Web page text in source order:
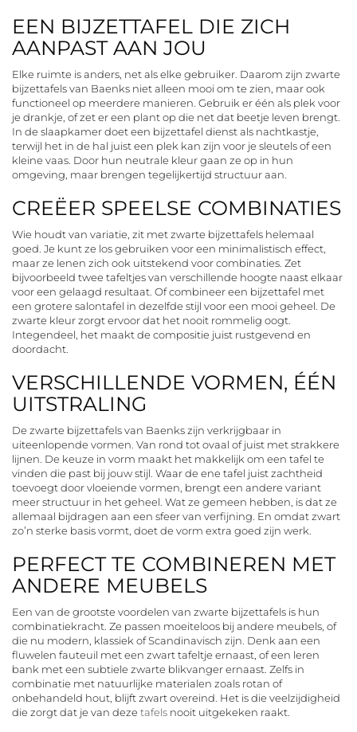
EEN BIJZETTAFEL DIE ZICH
AANPAST AAN JOU
Elke ruimte is anders, net als elke gebruiker. Daarom zijn zwarte
bijzettafels van Baenks niet alleen mooi om te zien, maar ook
functioneel op meerdere manieren. Gebruik er één als plek voor
je drankje, of zet er een plant op die net dat beetje leven brengt.
In de slaapkamer doet een bijzettafel dienst als nachtkastje,
terwijl het in de hal juist een plek kan zijn voor je sleutels of een
kleine vaas. Door hun neutrale kleur gaan ze op in hun
omgeving, maar brengen tegelijkertijd structuur aan.
CREËER SPEELSE COMBINATIES
Wie houdt van variatie, zit met zwarte bijzettafels helemaal
goed. Je kunt ze los gebruiken voor een minimalistisch effect,
maar ze lenen zich ook uitstekend voor combinaties. Zet
bijvoorbeeld twee tafeltjes van verschillende hoogte naast elkaar
voor een gelaagd resultaat. Of combineer een bijzettafel met
een grotere salontafel in dezelfde stijl voor een mooi geheel. De
zwarte kleur zorgt ervoor dat het nooit rommelig oogt.
Integendeel, het maakt de compositie juist rustgevend en
doordacht.
VERSCHILLENDE VORMEN, ÉÉN
UITSTRALING
De zwarte bijzettafels van Baenks zijn verkrijgbaar in
uiteenlopende vormen. Van rond tot ovaal of juist met strakkere
lijnen. De keuze in vorm maakt het makkelijk om een tafel te
vinden die past bij jouw stijl. Waar de ene tafel juist zachtheid
toevoegt door vloeiende vormen, brengt een andere variant
meer structuur in het geheel. Wat ze gemeen hebben, is dat ze
allemaal bijdragen aan een sfeer van verfijning. En omdat zwart
zo’n sterke basis vormt, doet de vorm extra goed zijn werk.
PERFECT TE COMBINEREN MET
ANDERE MEUBELS
Een van de grootste voordelen van zwarte bijzettafels is hun
combinatiekracht. Ze passen moeiteloos bij andere meubels, of
die nu modern, klassiek of Scandinavisch zijn. Denk aan een
fluwelen fauteuil met een zwart tafeltje ernaast, of een leren
bank met een subtiele zwarte blikvanger ernaast. Zelfs in
combinatie met natuurlijke materialen zoals rotan of
onbehandeld hout, blijft zwart overeind. Het is die veelzijdigheid
die zorgt dat je van deze tafels nooit uitgekeken raakt.